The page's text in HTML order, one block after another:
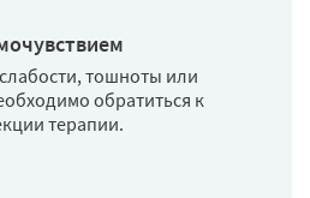
тошноты или
обратиться к
терапии.